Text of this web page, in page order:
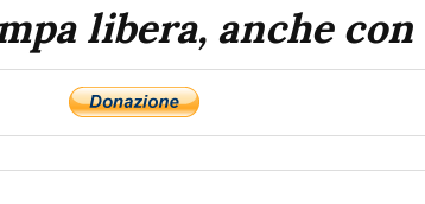
libera, anche con